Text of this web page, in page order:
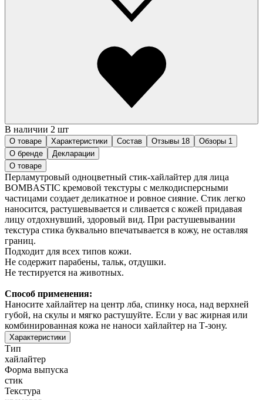
В наличии 2 шт
О товаре Характеристики Состав Отзывы 18 Обзоры 1
О бренде
Декларации
О товаре
Перламутровый одноцветный стик-хайлайтер для лица
BOMBASTIC кремовой текстуры с мелкодисперсными
частицами создает деликатное и ровное сияние. Стик легко
наносится, растушевывается и сливается с кожей придавая
лицу отдохнувший, здоровый вид. При растушевывании
текстура стика буквально впечатывается в кожу, не оставляя
границ.
Подходит для всех типов кожи.
Не содержит парабены, тальк, отдушки.
Не тестируется на животных.
Способ применения:
Наносите хайлайтер на центр лба, спинку носа, над верхней
губой, на скулы и мягко растушуйте. Если у вас жирная или
комбинированная кожа не наноси хайлайтер на Т-зону.
Характеристики
Тип
хайлайтер
Форма выпуска
стик
Текстура